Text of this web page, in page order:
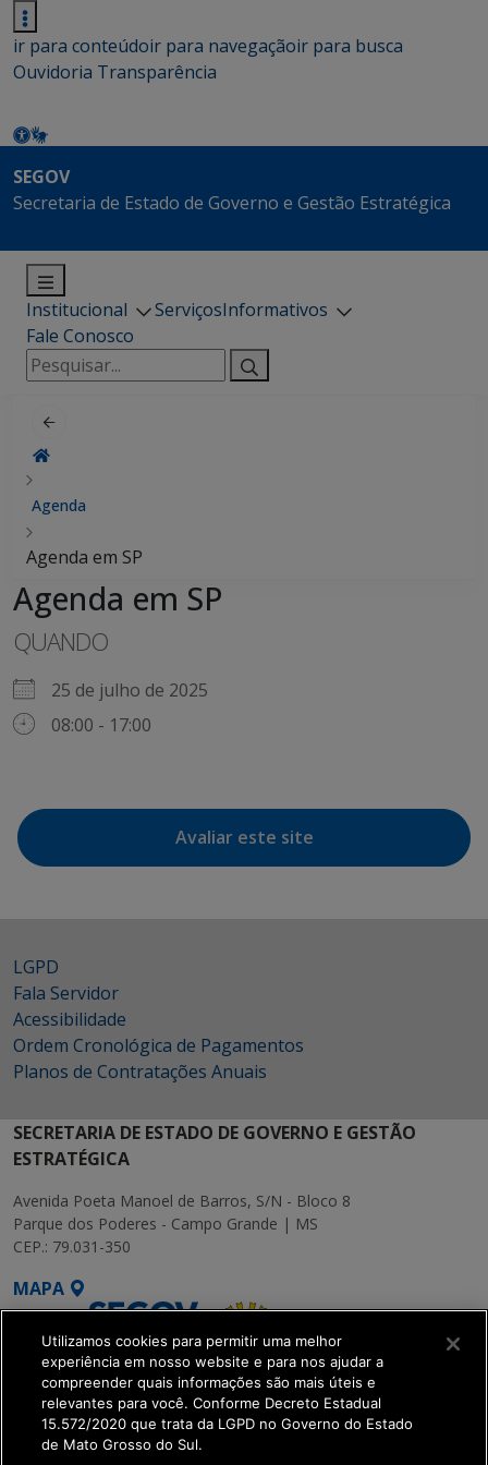
ir para conteúdoir para navegaçãoir para busca
Ouvidoria Transparência
SEGOV
Secretaria de Estado de Governo e Gestão Estratégica
Institucional ServiçosInformativos
Fale Conosco
Pesquisar
por:
Agenda
Agenda em SP
Agenda em SP
QUANDO
25 de julho de 2025
08:00 - 17:00
Avaliar este site
LGPD
Fala Servidor
Acessibilidade
Ordem Cronológica de Pagamentos
Planos de Contratações Anuais
SECRETARIA DE ESTADO DE GOVERNO E GESTÃO
ESTRATÉGICA
Avenida Poeta Manoel de Barros, S/N - Bloco 8
Parque dos Poderes - Campo Grande | MS
CEP.: 79.031-350
MAPA
SETDIG | Secretaria-
Executiva de
Utilizamos cookies para permitir uma melhor
experiência em nosso website e para nos ajudar a
compreender quais informações são mais úteis e
relevantes para você. Conforme Decreto Estadual
15.572/2020 que trata da LGPD no Governo do Estado
de Mato Grosso do Sul.